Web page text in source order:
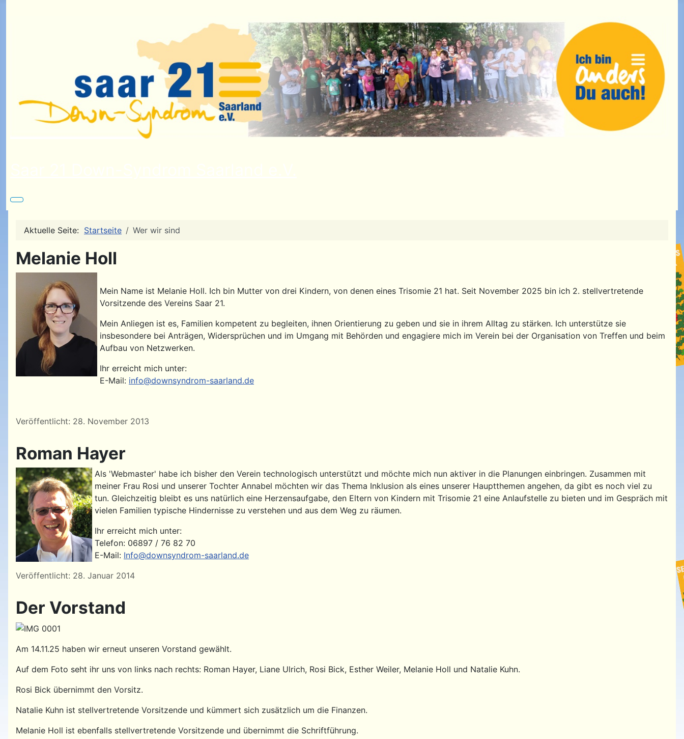
Aktuelle Seite: Startseite Wer wir sind
Melanie Holl
Mein Name ist Melanie Holl. Ich bin Mutter von drei Kindern, von denen eines Trisomie 21 hat. Seit November 2025 bin ich 2. stellvertretende
Vorsitzende des Vereins Saar 21.
Mein Anliegen ist es, Familien kompetent zu begleiten, ihnen Orientierung zu geben und sie in ihrem Alltag zu stärken. Ich unterstütze sie
insbesondere bei Anträgen, Widersprüchen und im Umgang mit Behörden und engagiere mich im Verein bei der Organisation von Treffen und beim
Aufbau von Netzwerken.
Ihr erreicht mich unter:
E-Mail: info@downsyndrom-saarland.de
Details
Veröffentlicht: 28. November 2013
Roman Hayer
Als 'Webmaster' habe ich bisher den Verein technologisch unterstützt und möchte mich nun aktiver in die Planungen einbringen. Zusammen mit
meiner Frau Rosi und unserer Tochter Annabel möchten wir das Thema Inklusion als eines unserer Hauptthemen angehen, da gibt es noch viel zu
tun. Gleichzeitig bleibt es uns natürlich eine Herzensaufgabe, den Eltern von Kindern mit Trisomie 21 eine Anlaufstelle zu bieten und im Gespräch mit
vielen Familien typische Hindernisse zu verstehen und aus dem Weg zu räumen.
Ihr erreicht mich unter:
Telefon: 06897 / 76 82 70
E-Mail: Info@downsyndrom-saarland.de
Details
Veröffentlicht: 28. Januar 2014
Der Vorstand
Am 14.11.25 haben wir erneut unseren Vorstand gewählt.
Auf dem Foto seht ihr uns von links nach rechts: Roman Hayer, Liane Ulrich, Rosi Bick, Esther Weiler, Melanie Holl und Natalie Kuhn.
Rosi Bick übernimmt den Vorsitz.
Natalie Kuhn ist stellvertretende Vorsitzende und kümmert sich zusätzlich um die Finanzen.
Melanie Holl ist ebenfalls stellvertretende Vorsitzende und übernimmt die Schriftführung.